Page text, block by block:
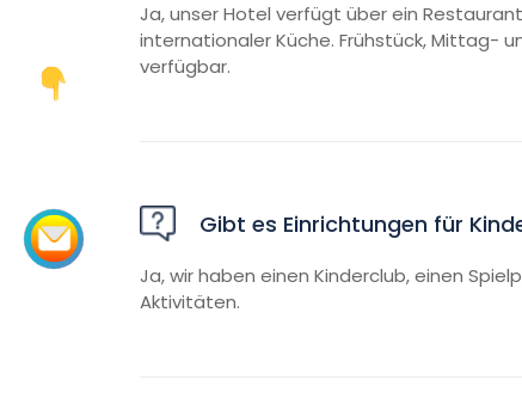
Ja, unser Hotel verfügt über ein
internationaler Küche. Frühstück, Mittag-
verfügbar.
Gibt es Einrichtungen für
Ja, wir haben einen Kinderclub, einen
Aktivitäten.